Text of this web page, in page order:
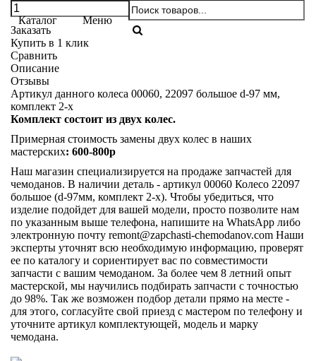
Каталог Меню
Заказать
Купить в 1 клик
Сравнить
Описание
Отзывы
Артикул данного колеса 00060, 22097 большое d-97 мм,
комплект 2-х
Комплект состоит из двух колес.
Примерная стоимость замены двух колес в наших
мастерских: 600-800р
Наш магазин специализируется на продаже запчастей для
чемоданов. В наличии деталь - артикул 00060 Колесо 22097
большое (d-97мм, комплект 2-х). Чтобы убедиться, что
изделие подойдет для вашей модели, просто позволите нам
по указанным выше телефона, напишите на WhatsApp либо
электронную почту remont@zapchasti-chemodanov.com Наши
эксперты уточнят всю необходимую информацию, проверят
ее по каталогу и сориентирует вас по совместимости
запчасти с вашим чемоданом. За более чем 8 летний опыт
мастерской, мы научились подбирать запчасти с точностью
до 98%. Так же возможен подбор детали прямо на месте -
для этого, согласуйте свой приезд с мастером по телефону и
уточните артикул комплектующей, модель и марку
чемодана.